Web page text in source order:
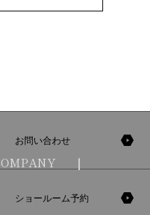
お問い合わせ
ショールーム予約